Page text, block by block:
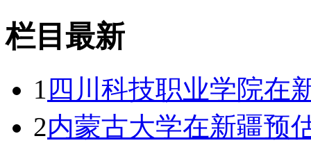
栏目最新
1 四川科技职业学院在
2内蒙古大学在新疆预